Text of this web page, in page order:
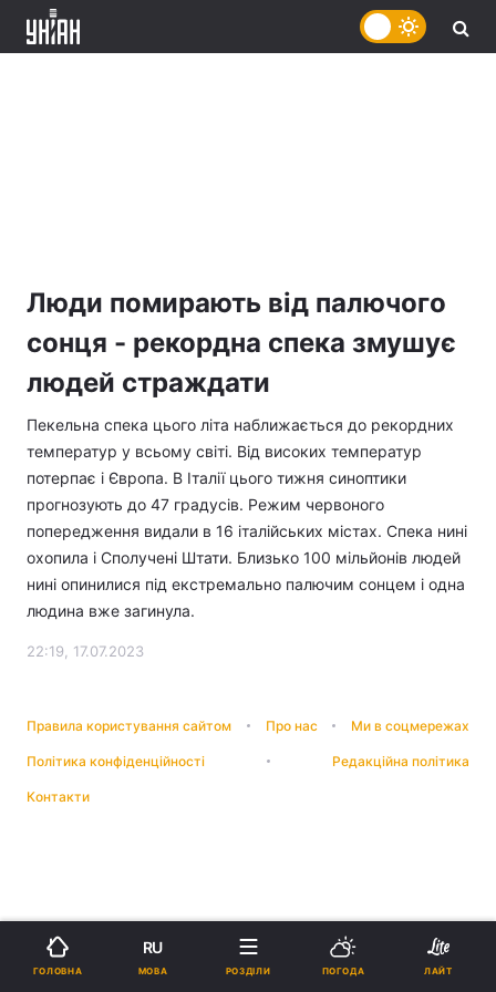
Люди помирають від палючого
сонця - рекордна спека змушує
людей страждати
Пекельна спека цього літа наближається до рекордних
температур у всьому світі. Від високих температур
потерпає і Європа. В Італії цього тижня синоптики
прогнозують до 47 градусів. Режим червоного
попередження видали в 16 італійських містах. Спека нині
охопила і Сполучені Штати. Близько 100 мільйонів людей
нині опинилися під екстремально палючим сонцем і одна
людина вже загинула.
22:19, 17.07.2023
Правила користування сайтом Про нас Ми в соцмережах
Політика конфіденційності Редакційна політика
Контакти
ГОЛОВНА
RU
МОВА РОЗДІЛИ ПОГОДА ЛАЙТ